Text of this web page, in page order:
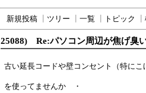
新規投稿 ツリー 一覧 トピック
25088) Re:パソコン周辺が焦げ臭
古い延長コードや壁コンセント（特にこ
を使ってませんか ・